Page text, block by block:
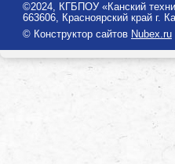
©2024, КГБПОУ «Канский
663606, Красноярский край г.
© Конструктор сайтов Nubex.ru